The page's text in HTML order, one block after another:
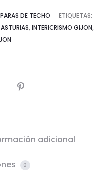
DE TECHO
ETIQUETAS:
, INTERIORISMO GIJON,
adicional
0